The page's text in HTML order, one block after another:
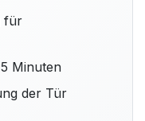
für
Minuten
der Tür